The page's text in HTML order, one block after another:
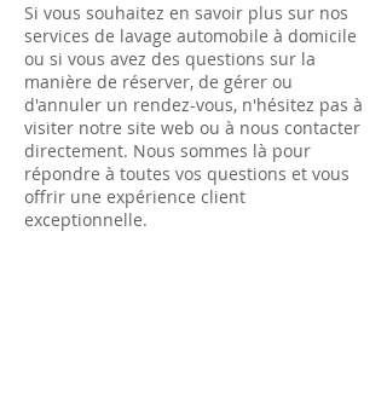
Si vous souhaitez en savoir plus sur nos
services de lavage automobile à domicile
ou si vous avez des questions sur la
manière de réserver, de gérer ou
d'annuler un rendez-vous, n'hésitez pas à
visiter notre site web ou à nous contacter
directement. Nous sommes là pour
répondre à toutes vos questions et vous
offrir une expérience client
exceptionnelle.